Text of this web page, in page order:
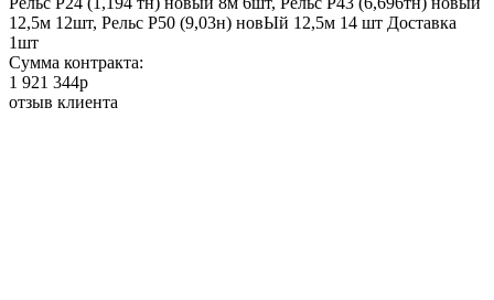
12,5м 12шт, Рельс Р50 (9,03н) новЫй 12,5м 14 шт Доставка
1шт
Сумма контракта:
1 921 344р
отзыв клиента